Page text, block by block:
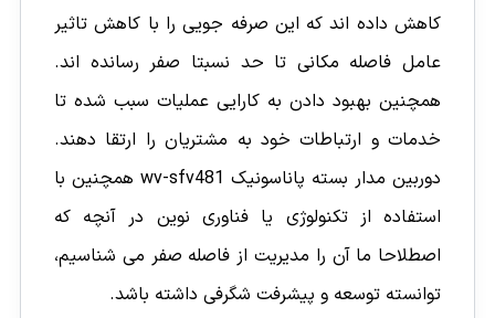
کاهش داده اند که این صرفه جویی را با کاهش تاثیر
عامل فاصله مکانی تا حد نسبتا صفر رسانده اند.
همچنین بهبود دادن به کارایی عملیات سبب شده تا
خدمات و ارتباطات خود به مشتریان را ارتقا دهند.
دوربین مدار بسته پاناسونیک wv-sfv481 همچنین با
استفاده از تکنولوژی یا فناوری نوین در آنچه که
اصطلاحا ما آن را مدیریت از فاصله صفر می شناسیم،
توانسته توسعه و پیشرفت شگرفی داشته باشد.